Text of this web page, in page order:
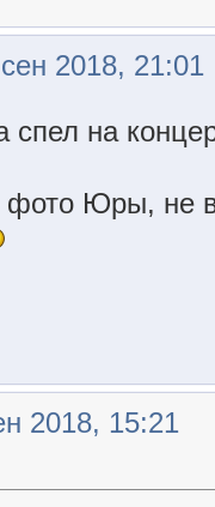
2018, 21:01
на
фото Юры, не
2018, 15:21